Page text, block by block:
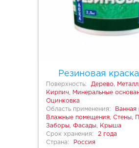
Резиновая
Поверхность:
Дерево,
Кирпич, Минеральные
Оцинковка
Область применения:
Ванная
Влажные помещения, Стены,
Заборы, Фасады, Крыша
Срок хранения:
2 года
Страна:
Россия